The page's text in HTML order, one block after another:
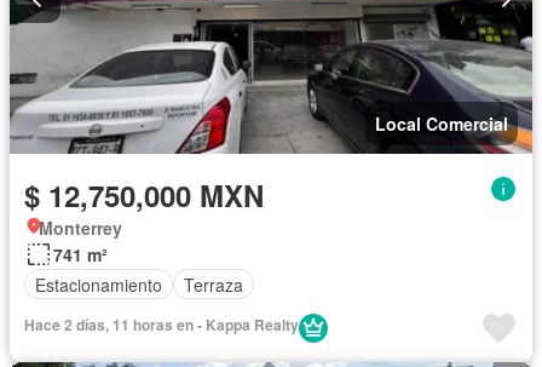
Local Comercial
$ 12,750,000 MXN
Monterrey
741 m²
Estacionamiento
Terraza
Hace 2 días, 11 horas en - Kappa Realty